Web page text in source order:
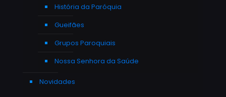
História da Paróquia
Gueifães
Grupos Paroquiais
Nossa Senhora da Saúde
Novidades